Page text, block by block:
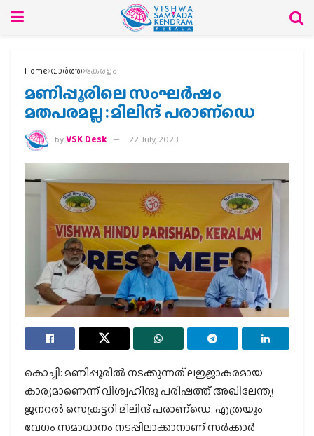
Home വാര്‍ത്ത കേരളം
മണിപ്പൂരിലെ സംഘര്‍ഷം
മതപരമല്ല : മിലിന്ദ് പരാണ്‌ഡെ
byVSK Desk 22 July, 2023
കൊച്ചി: മണിപ്പൂരില്‍ നടക്കുന്നത് ലജ്ജാകരമായ
കാര്യമാണെന്ന് വിശ്വഹിന്ദു പരിഷത്ത് അഖിലേന്ത്യ
ജനറല്‍ സെക്രട്ടറി മിലിന്ദ് പരാണ്‌ഡെ. എത്രയും
വേഗം സമാധാനം നടപ്പിലാക്കാനാണ് സര്‍ക്കാര്‍